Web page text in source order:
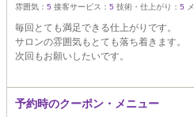
雰囲気： 5 接客サービス： 5 技術・仕上がり： 5
毎回とても満足できる仕上がりです。
サロンの雰囲気もとても落ち着きます。
次回もお願いしたいです。
予約時のクーポン・メニュー